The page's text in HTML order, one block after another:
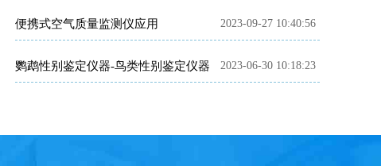
便携式空气质量监测仪应用 2023-09-27 10:40:56
鹦鹉性别鉴定仪器-鸟类性别鉴定仪器 2023-06-30 10:18:23